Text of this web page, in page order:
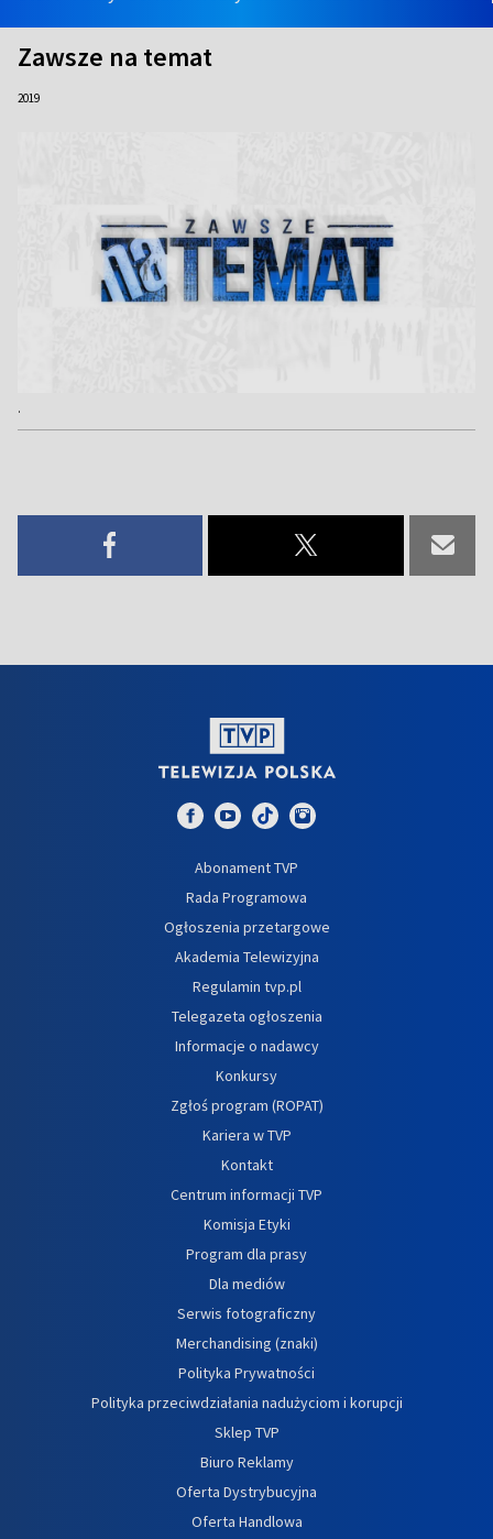
Zawsze na temat
2019
.
Abonament TVP
Rada Programowa
Ogłoszenia przetargowe
Akademia Telewizyjna
Regulamin tvp.pl
Telegazeta ogłoszenia
Informacje o nadawcy
Konkursy
Zgłoś program (ROPAT)
Kariera w TVP
Kontakt
Centrum informacji TVP
Komisja Etyki
Program dla prasy
Dla mediów
Serwis fotograficzny
Merchandising (znaki)
Polityka Prywatności
Polityka przeciwdziałania nadużyciom i korupcji
Sklep TVP
Biuro Reklamy
Oferta Dystrybucyjna
Oferta Handlowa